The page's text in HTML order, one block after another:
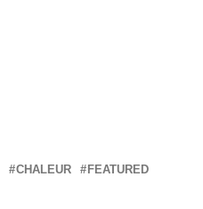
CHALEUR
FEATURED